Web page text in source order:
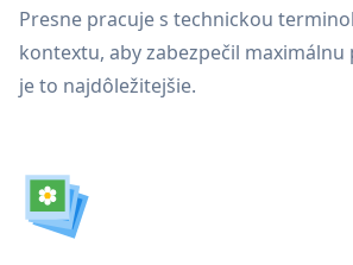
Presne pracuje s technickou
kontextu, aby zabezpečil
je to najdôležitejšie.